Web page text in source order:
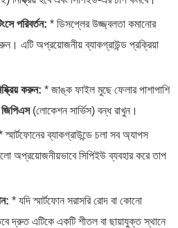
পরিবর্তন: * ডিসপ্লের উজ্জ্বলতা কমানোর
এটি অপ্রয়োজনীয় ব্যাকগ্রাউন্ড প্রক্রিয়া
করুন: * জাঙ্ক ফাইল মুছে ফেলার পাশাপাশি
(লোকেশন সার্ভিস) বন্ধ রাখুন।
স্মার্টফোনের ব্যাকগ্রাউন্ডে চলা সব অ্যাপস
সিপিইউ ব্যবহার করে তাপ
* যদি স্মার্টফোন সরাসরি রোদ বা কোনো
দ্রুত এটিকে একটি শীতল বা ছায়াযুক্ত স্থানে